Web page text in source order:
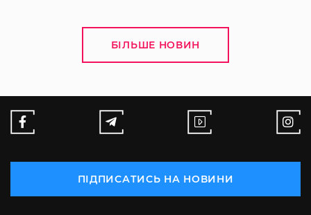
БІЛЬШЕ НОВИН
ПІДПИСАТИСЬ НА НОВИНИ